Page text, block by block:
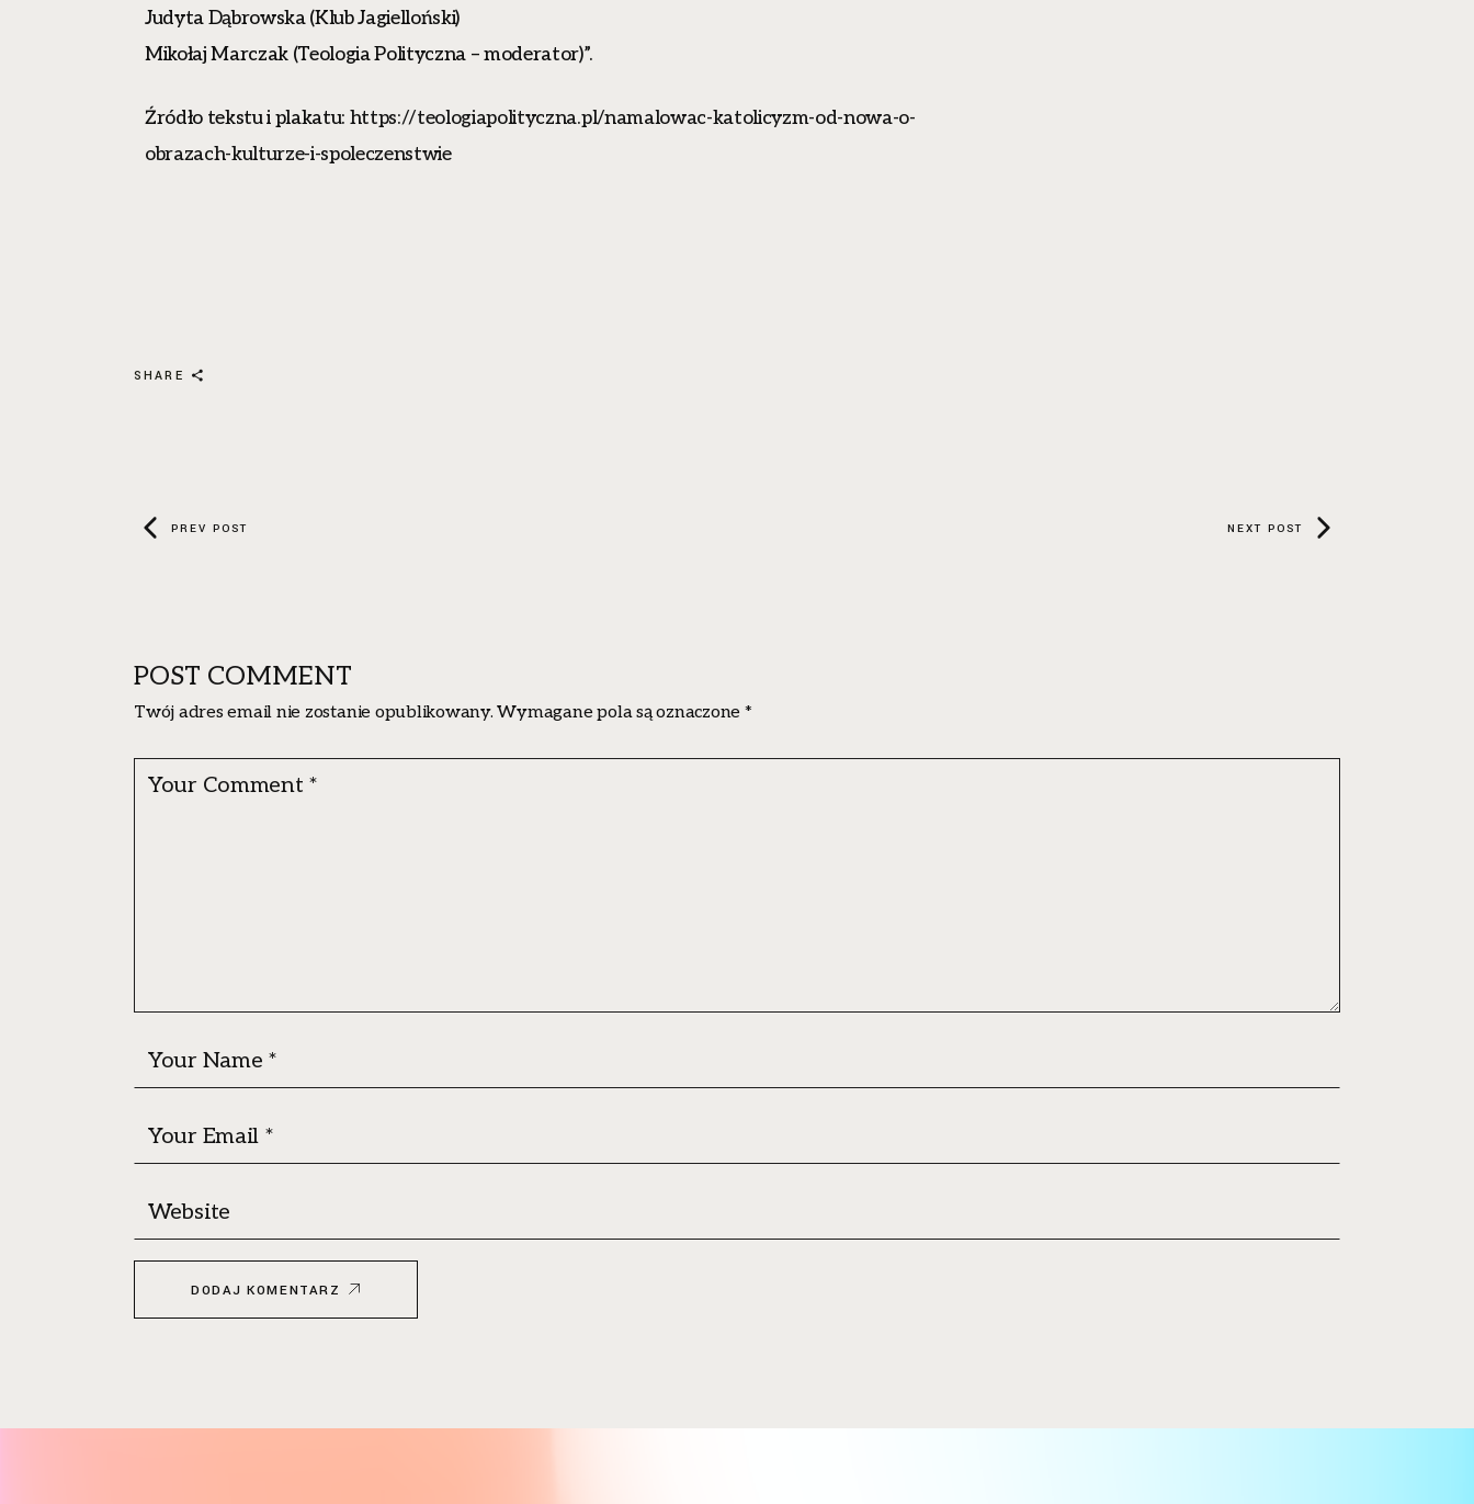
Judyta Dąbrowska (Klub Jagielloński)
Mikołaj Marczak (Teologia Polityczna – moderator)”.
Źródło tekstu i plakatu: https://teologiapolityczna.pl/namalowac-katolicyzm-od-nowa-o-
obrazach-kulturze-i-spoleczenstwie
SHARE
PREV POST NEXT POST
POST COMMENT
Twój adres email nie zostanie opublikowany. Wymagane pola są oznaczone *
DODAJ KOMENTARZ